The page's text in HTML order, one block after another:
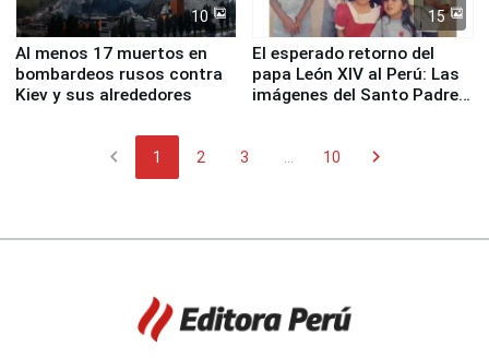
10
Al menos 17 muertos en
bombardeos rusos contra
Kiev y sus alrededores
15
El esperado retorno del
papa León XIV al Perú: Las
imágenes del Santo Padre
chevron_left 1 2 3 10 chevron_right